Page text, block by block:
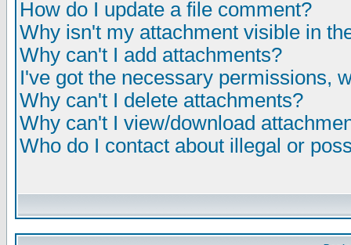
How do I update a file comment?
Why isn't my attachment visible in
Why can't I add attachments?
I've got the necessary permissions,
Why can't I delete attachments?
Why can't I view/download
Who do I contact about illegal or